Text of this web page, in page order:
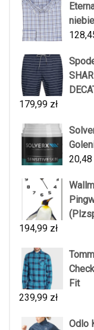
179,99 zł
20,48
194,99 zł
Fit
239,99 zł
Odlo